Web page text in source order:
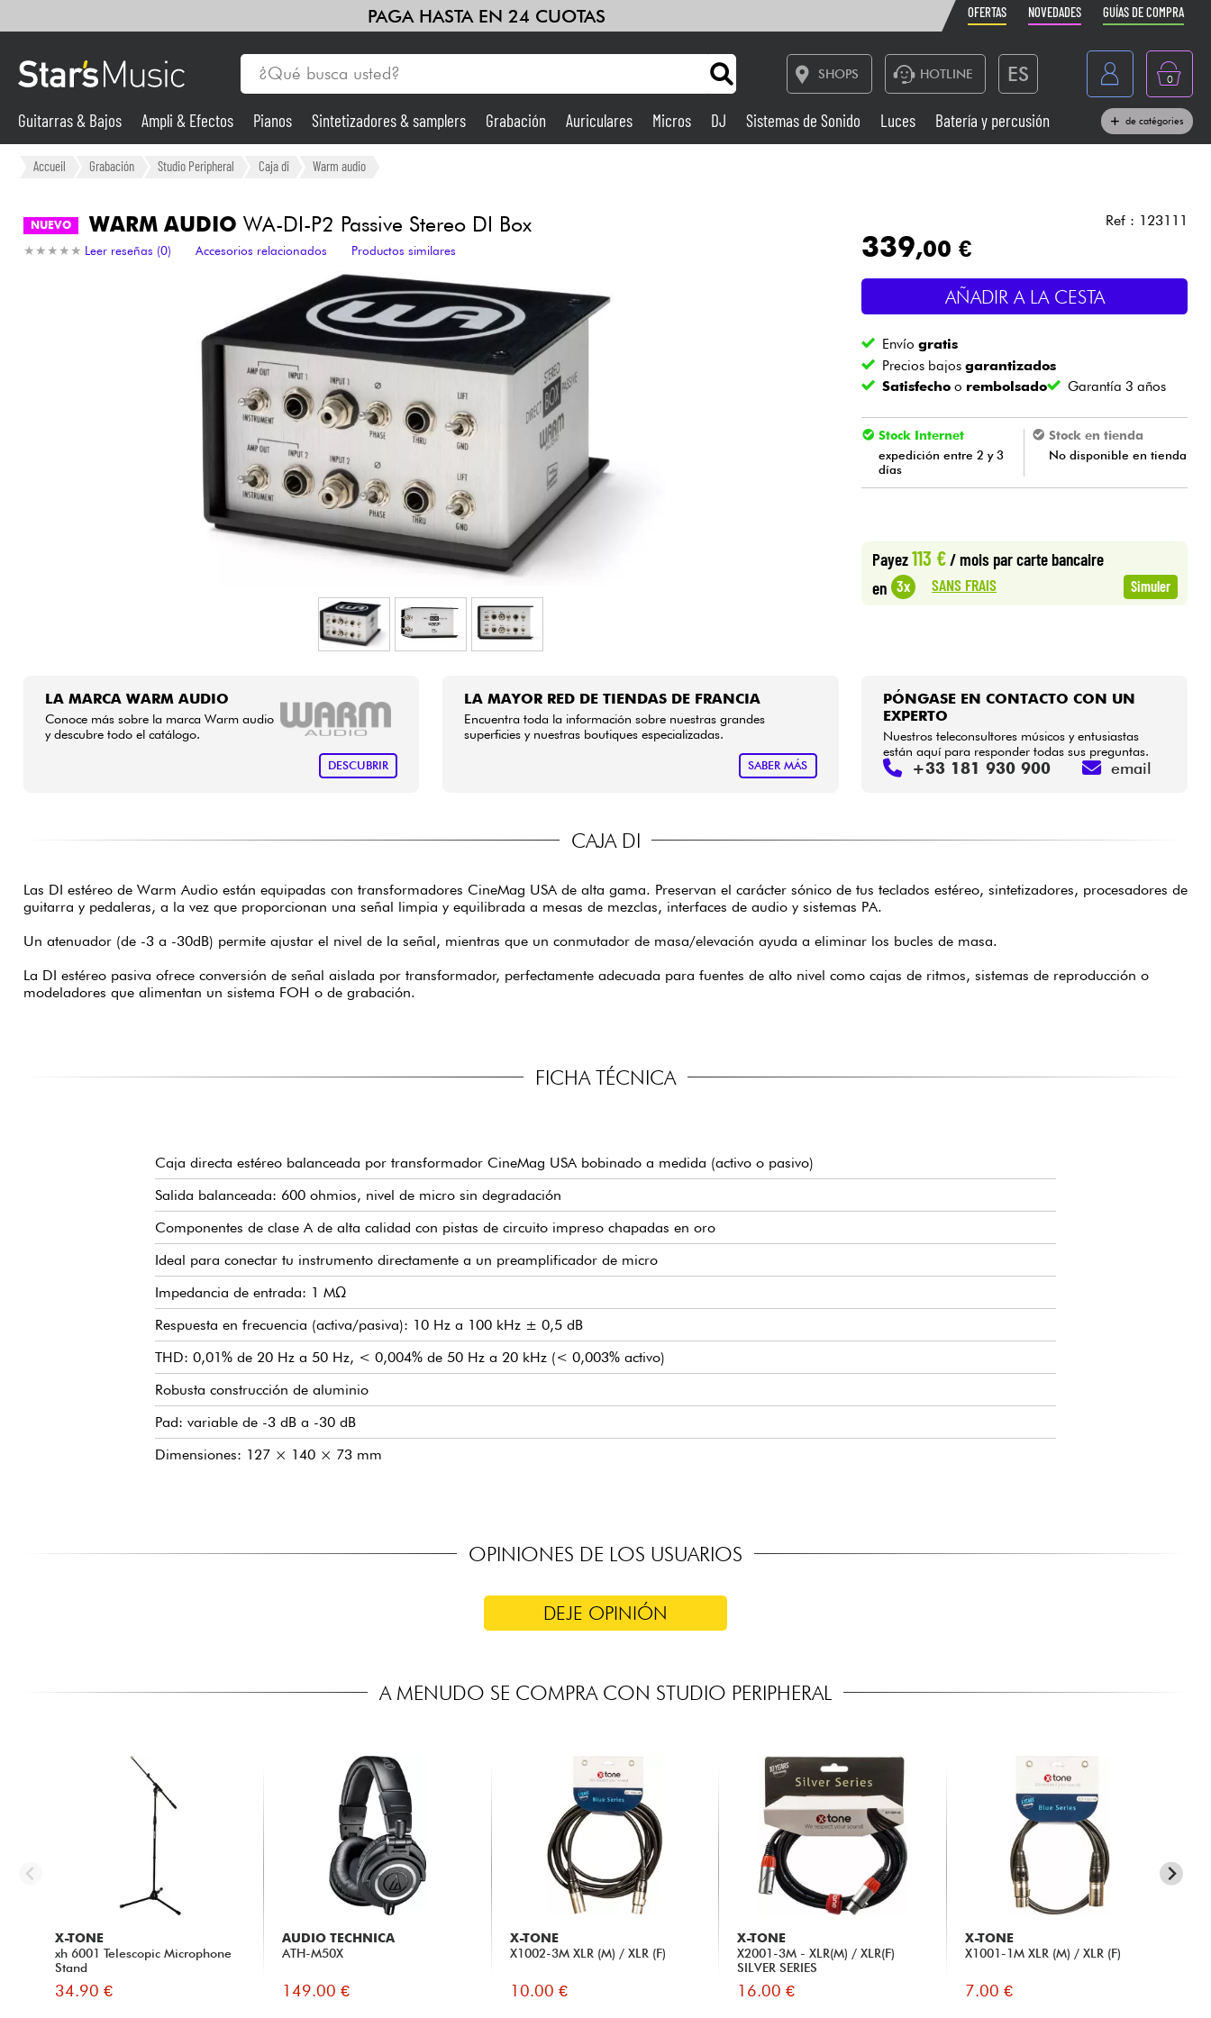
PAGA HASTA EN 24 CUOTAS OFERTAS NOVEDADES GUÍAS DE COMPRA
SHOPS HOTLINE ES
France
Belgique
Nederland
0
Guitarras & Bajos
Sintetizadores & samplers Grabación
Sistemas de Sonido
Batería y percusión Vientos
Niños Cables & Acces.
Ver nuestras marcas
Guitarras & Bajos Ampli & Efectos Pianos Sintetizadores & samplers Grabación Auriculares Micros DJ Sistemas de Sonido Luces
Batería y percusión
de catégories
Accueil Grabación Studio Peripheral Caja di Warm audio
NUEVO WARM AUDIO WA-DI-P2 Passive Stereo DI Box
★ ★ ★ ★ ★
★ ★ ★ ★ ★ Leer reseñas (0) Accesorios relacionados Productos similares
Ref : 123111
339,00 €
AÑADIR A LA CESTA
Envíogratis
Precios bajosgarantizados
Satisfecho o rembolsado Garantía 3 años
Stock Internet
expedición entre 2 y 3
días
Stock en tienda
No disponible en tienda
Payez113 €/ mois par carte bancaire
en 3x SANS FRAIS Simuler
LA MARCA WARM AUDIO
Conoce más sobre la marca Warm audio
y descubre todo el catálogo.
DESCUBRIR
LA MAYOR RED DE TIENDAS DE FRANCIA
Encuentra toda la información sobre nuestras grandes
superficies y nuestras boutiques especializadas.
SABER MÁS
PÓNGASE EN CONTACTO CON UN
EXPERTO
Nuestros teleconsultores músicos y entusiastas
están aquí para responder todas sus preguntas.
+33 181 930 900 email
CAJA DI
Las DI estéreo de Warm Audio están equipadas con transformadores CineMag USA de alta gama. Preservan el carácter sónico de tus teclados estéreo, sintetizadores, procesadores de
guitarra y pedaleras, a la vez que proporcionan una señal limpia y equilibrada a mesas de mezclas, interfaces de audio y sistemas PA.
Un atenuador (de -3 a -30dB) permite ajustar el nivel de la señal, mientras que un conmutador de masa/elevación ayuda a eliminar los bucles de masa.
La DI estéreo pasiva ofrece conversión de señal aislada por transformador, perfectamente adecuada para fuentes de alto nivel como cajas de ritmos, sistemas de reproducción o
modeladores que alimentan un sistema FOH o de grabación.
FICHA TÉCNICA
Caja directa estéreo balanceada por transformador CineMag USA bobinado a medida (activo o pasivo)
Salida balanceada: 600 ohmios, nivel de micro sin degradación
Componentes de clase A de alta calidad con pistas de circuito impreso chapadas en oro
Ideal para conectar tu instrumento directamente a un preamplificador de micro
Impedancia de entrada: 1 MΩ
Respuesta en frecuencia (activa/pasiva): 10 Hz a 100 kHz ± 0,5 dB
THD: 0,01% de 20 Hz a 50 Hz, < 0,004% de 50 Hz a 20 kHz (< 0,003% activo)
Robusta construcción de aluminio
Pad: variable de -3 dB a -30 dB
Dimensiones: 127 × 140 × 73 mm
OPINIONES DE LOS USUARIOS
DEJE OPINIÓN
A MENUDO SE COMPRA CON STUDIO PERIPHERAL
X-TONE
xh 6001 Telescopic Microphone
Stand
34.90 €
AUDIO TECHNICA
ATH-M50X
149.00 €
X-TONE
X1002-3M XLR (M) / XLR (F)
10.00 €
X-TONE
X2001-3M - XLR(M) / XLR(F)
SILVER SERIES
16.00 €
X-TONE
X1001-1M XLR (M) / XLR (F)
7.00 €